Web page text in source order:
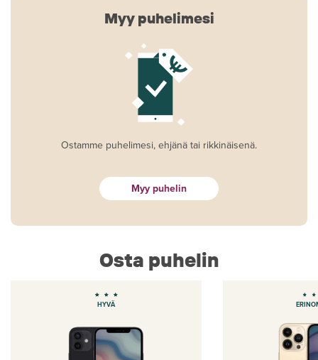
Myy puhelimesi
Ostamme puhelimesi, ehjänä tai rikkinäisenä.
Myy puhelin
Osta puhelin
HYVÄ